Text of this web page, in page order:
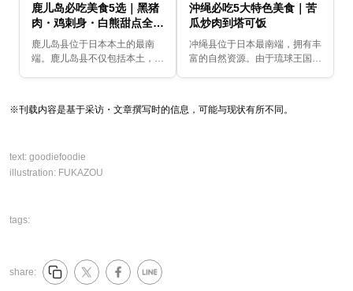
鹿儿岛必吃美食5选｜黑猪
肉・鸡刺身・白熊甜点全攻
略！
鹿儿岛县位于日本本土的最南
端。鹿儿岛县不仅包括本土，还
水系统使得番薯种植、黑猪和...
沖绳必吃5大特色美食｜苦
瓜炒肉到塔可饭
冲绳县位于日本最南端，拥有丰
富的自然资源。由于琉球王国时
承。以下介绍几道具有代...
※刊载内容是基于采访・文章撰写时的信息，可能与现状有所不同。
text: goodiefoodie
illustration: FUKAZOU
tags:
share: